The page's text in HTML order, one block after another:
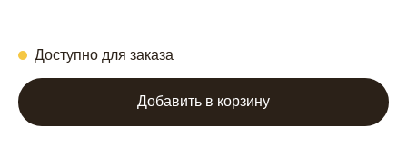
Доступно для заказа
Добавить в корзину